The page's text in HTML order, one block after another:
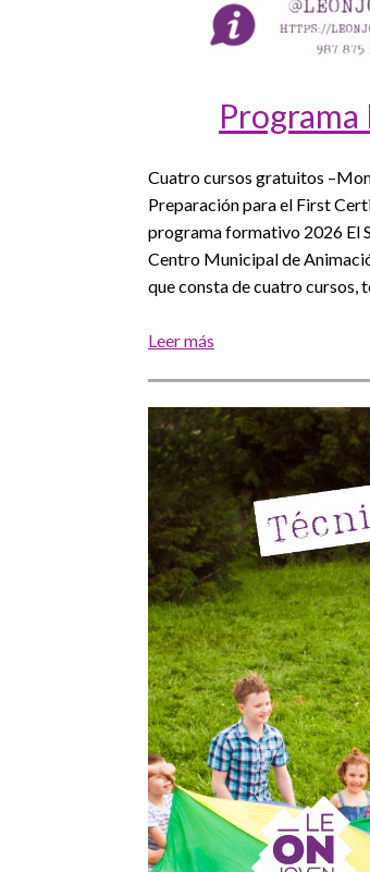
Cuatro cursos gratuitos
Preparación para el First
programa formativo 2026 El
Centro Municipal de
que consta de cuatro cursos,
Leer más